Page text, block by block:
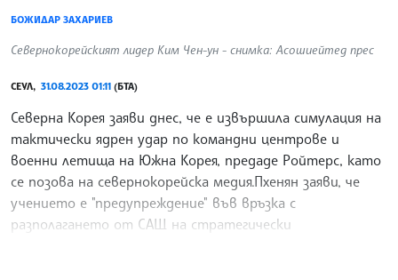
БОЖИДАР ЗАХАРИЕВ
Севернокорейският лидер Ким Чен-ун - снимка: Асошиейтед прес
СЕУЛ, 31.08.2023 01:11 (БТА)
Северна Корея заяви днес, че е извършила симулация на
тактически ядрен удар по командни центрове и
военни летища на Южна Корея, предаде Ройтерс, като
се позова на севернокорейска медия.Пхенян заяви, че
учението е "предупреждение" във връзка с
разполагането от САЩ на стратегически